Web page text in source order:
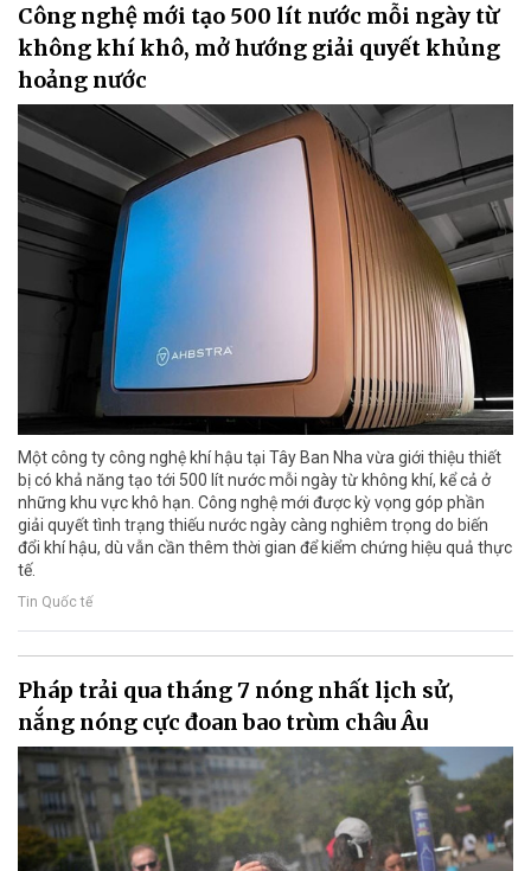
Công nghệ mới tạo 500 lít nước mỗi ngày từ
không khí khô, mở hướng giải quyết khủng
hoảng nước
Một công ty công nghệ khí hậu tại Tây Ban Nha vừa giới thiệu thiết
bị có khả năng tạo tới 500 lít nước mỗi ngày từ không khí, kể cả ở
những khu vực khô hạn. Công nghệ mới được kỳ vọng góp phần
giải quyết tình trạng thiếu nước ngày càng nghiêm trọng do biến
đổi khí hậu, dù vẫn cần thêm thời gian để kiểm chứng hiệu quả thực
tế.
Tin Quốc tế
Pháp trải qua tháng 7 nóng nhất lịch sử,
nắng nóng cực đoan bao trùm châu Âu